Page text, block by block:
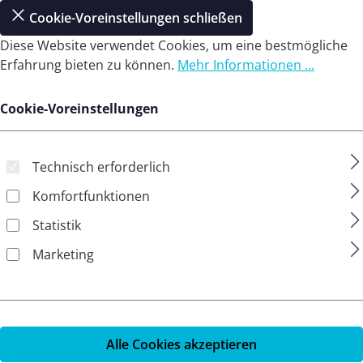
Cookie-Voreinstellungen schließen
Diese Website verwendet Cookies, um eine bestmögliche
Erfahrung bieten zu können. Mehr Informationen ...
Cookie-Voreinstellungen
Technisch erforderlich
Komfortfunktionen
Statistik
Marketing
Alle Cookies akzeptieren